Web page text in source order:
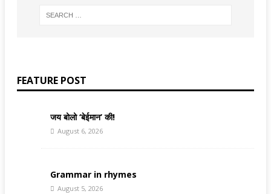
FEATURE POST
जय बोलो ‘बेईमान’ की!
August 6, 2026
Grammar in rhymes
August 5, 2026